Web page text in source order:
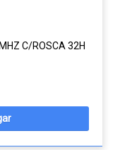
C/ROSCA 32H